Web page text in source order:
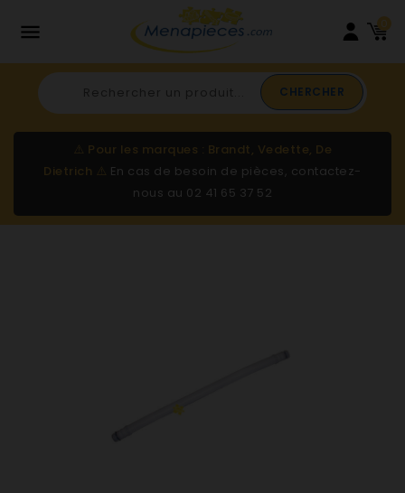
 0
CHERCHER
⚠️ Pour les marques : Brandt, Vedette, De
Dietrich ⚠️ En cas de besoin de pièces, contactez-
nous au 02 41 65 37 52